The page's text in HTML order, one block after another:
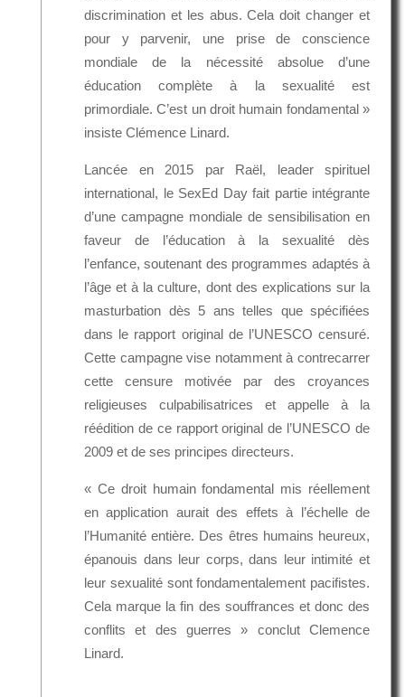
discrimination et les abus. Cela doit changer et
pour y parvenir, une prise de conscience
mondiale de la nécessité absolue d’une
éducation complète à la sexualité est
primordiale. C’est un droit humain fondamental »
insiste Clémence Linard.
Lancée en 2015 par Raël, leader spirituel
international, le SexEd Day fait partie intégrante
d’une campagne mondiale de sensibilisation en
faveur de l’éducation à la sexualité dès
l’enfance, soutenant des programmes adaptés à
l’âge et à la culture, dont des explications sur la
masturbation dès 5 ans telles que spécifiées
dans le rapport original de l’UNESCO censuré.
Cette campagne vise notamment à contrecarrer
cette censure motivée par des croyances
religieuses culpabilisatrices et appelle à la
réédition de ce rapport original de l’UNESCO de
2009 et de ses principes directeurs.
« Ce droit humain fondamental mis réellement
en application aurait des effets à l’échelle de
l’Humanité entière. Des êtres humains heureux,
épanouis dans leur corps, dans leur intimité et
leur sexualité sont fondamentalement pacifistes.
Cela marque la fin des souffrances et donc des
conflits et des guerres » conclut Clemence
Linard.